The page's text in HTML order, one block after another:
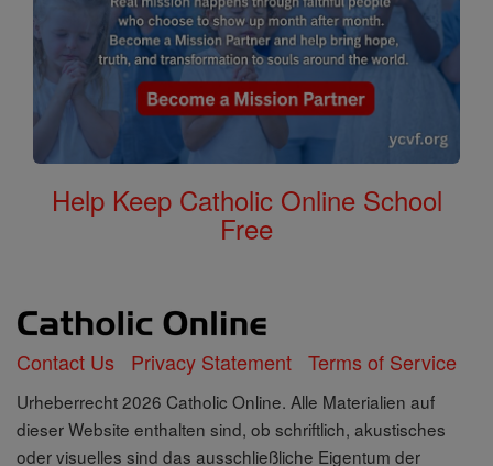
Help Keep Catholic Online School
Free
Contact Us Privacy Statement Terms of Service
Urheberrecht 2026 Catholic Online. Alle Materialien auf
dieser Website enthalten sind, ob schriftlich, akustisches
oder visuelles sind das ausschließliche Eigentum der